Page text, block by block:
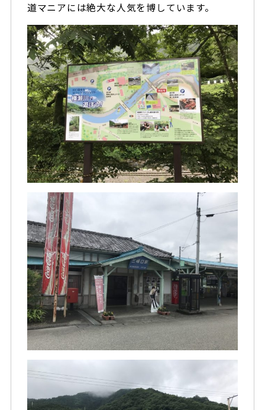
道マニアには絶大な人気を博しています。